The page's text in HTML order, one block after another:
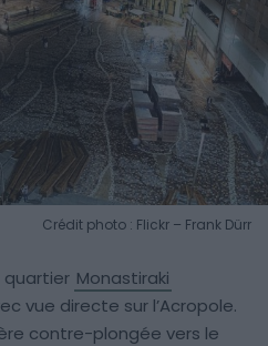
Crédit photo : Flickr – Frank Dürr
quartier Monastiraki
vue directe sur l’Acropole.
contre-plongée vers le